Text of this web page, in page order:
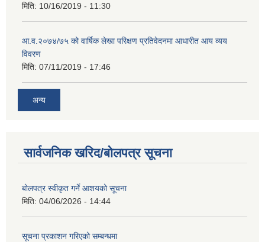
मिति: 10/16/2019 - 11:30
आ.व.२०७४/७५ को वार्षिक लेखा परिक्षण प्रतिवेदनमा आधारीत आय व्यय
विवरण
मिति: 07/11/2019 - 17:46
अन्य
सार्वजनिक खरिद/बोलपत्र सूचना
बोलपत्र स्वीकृत गर्ने आशयको सूचना
मिति: 04/06/2026 - 14:44
सूचना प्रकाशन गरिएको सम्बन्धमा